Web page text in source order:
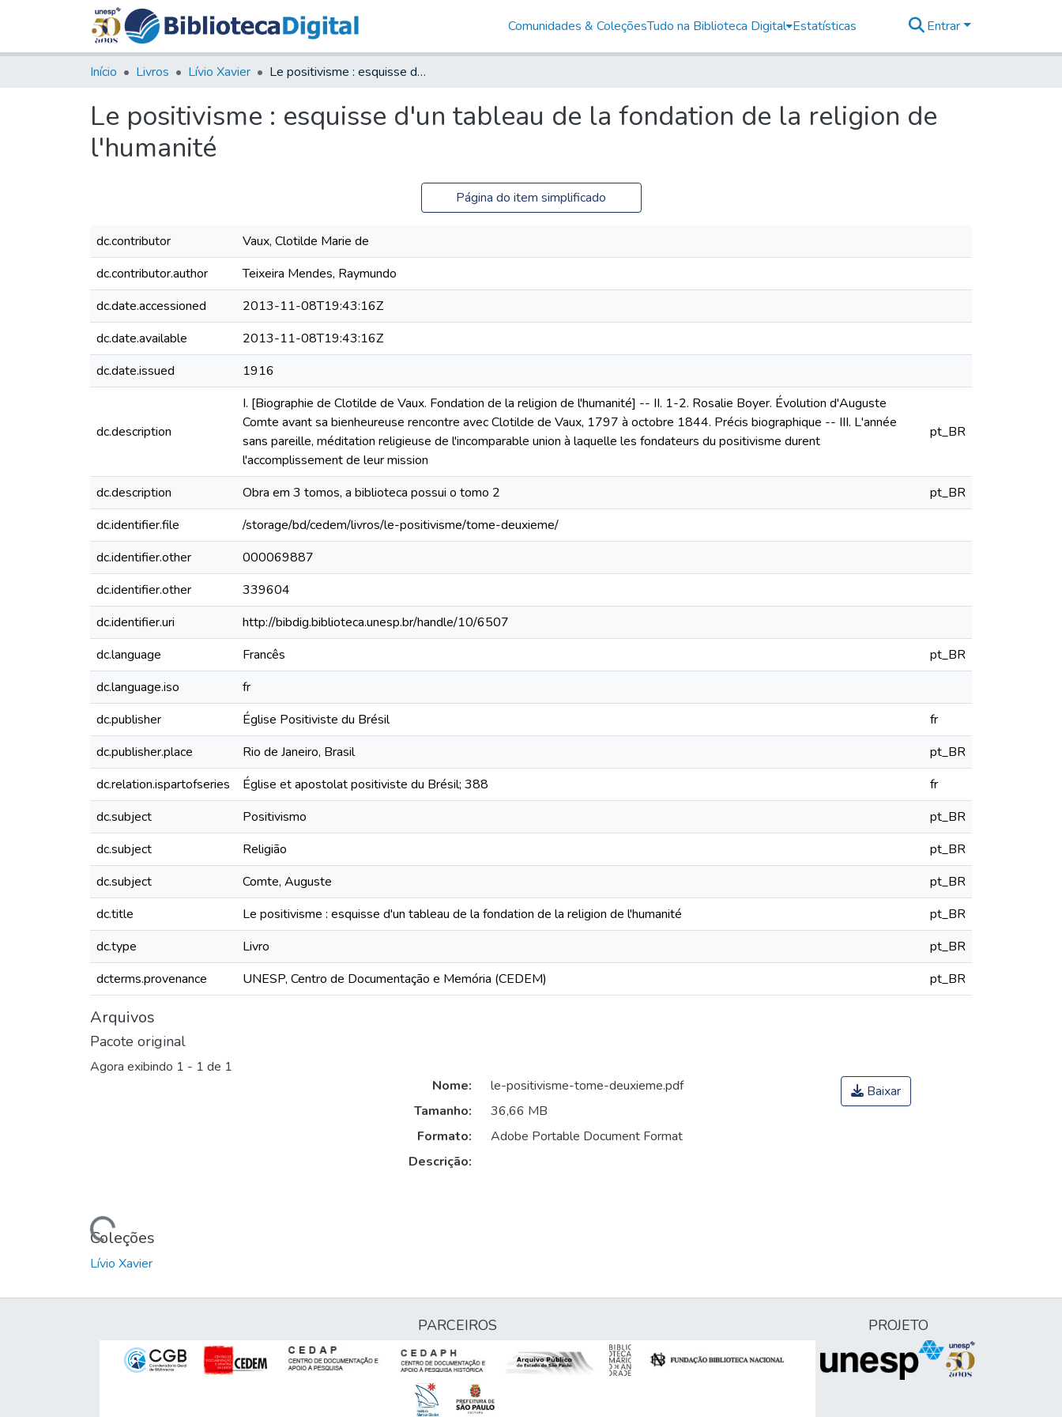
Comunidades & ColeçõesTudo na Biblioteca Digital Estatísticas Entrar
Início Livros Lívio Xavier Le positivisme : esquisse d'un tableau de la fondation de la religion de l'humanité
Le positivisme : esquisse d'un tableau de la fondation de la religion de
l'humanité
Página do item simplificado
dc.contributor
Vaux, Clotilde Marie de
dc.contributor.author
Teixeira Mendes, Raymundo
dc.date.accessioned
2013-11-08T19:43:16Z
dc.date.available
2013-11-08T19:43:16Z
dc.date.issued
1916
dc.description
I. [Biographie de Clotilde de Vaux. Fondation de la religion de l'humanité] -- II. 1-2. Rosalie Boyer. Évolution d'Auguste
Comte avant sa bienheureuse rencontre avec Clotilde de Vaux, 1797 à octobre 1844. Précis biographique -- III. L'année
sans pareille, méditation religieuse de l'incomparable union à laquelle les fondateurs du positivisme durent
l'accomplissement de leur mission
pt_BR
dc.description Obra em 3 tomos, a biblioteca possui o tomo 2
pt_BR
dc.identifier.file
/storage/bd/cedem/livros/le-positivisme/tome-deuxieme/
dc.identifier.other
000069887
dc.identifier.other
339604
dc.identifier.uri
http://bibdig.biblioteca.unesp.br/handle/10/6507
dc.language
Francês
pt_BR
dc.language.iso
fr
dc.publisher
Église Positiviste du Brésil
fr
dc.publisher.place
Rio de Janeiro, Brasil
pt_BR
dc.relation.ispartofseries
Église et apostolat positiviste du Brésil; 388
fr
dc.subject
Positivismo
pt_BR
dc.subject
Religião
pt_BR
dc.subject
Comte, Auguste
pt_BR
dc.title
Le positivisme : esquisse d'un tableau de la fondation de la religion de l'humanité
pt_BR
dc.type
Livro
pt_BR
dcterms.provenance
UNESP, Centro de Documentação e Memória (CEDEM) pt_BR
Arquivos
Pacote original
Agora exibindo 1 - 1 de 1
Carregando...
Nome:
le-positivisme-tome-deuxieme.pdf
Tamanho:
36,66 MB
Formato:
Adobe Portable Document Format
Descrição:
Baixar
Coleções
Lívio Xavier
PARCEIROS PROJETO